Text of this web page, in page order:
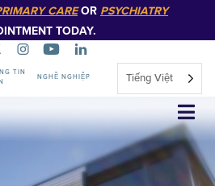
CAREOR PSYCHIATRY
TODAY.
TIN
NGHỀ NGHIỆP Tiếng Việt